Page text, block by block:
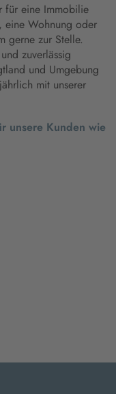
für eine Immobilie
eine Wohnung oder
gerne zur Stelle.
zuverlässig
und Umgebung
mit unserer
unsere Kunden wie